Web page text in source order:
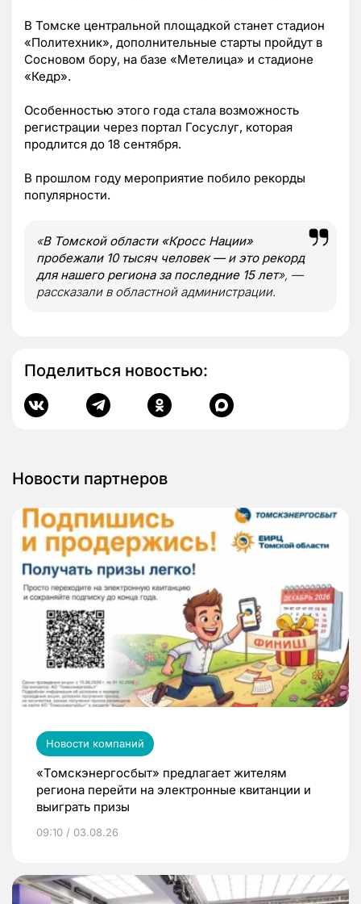
В Томске центральной площадкой станет стадион
«Политехник», дополнительные старты пройдут в
Сосновом бору, на базе «Метелица» и стадионе
«Кедр».
Особенностью этого года стала возможность
регистрации через портал Госуслуг, которая
продлится до 18 сентября.
В прошлом году мероприятие побило рекорды
популярности.
«В Томской области «Кросс Нации»
пробежали 10 тысяч человек — и это рекорд
для нашего региона за последние 15 лет», —
рассказали в областной администрации.
Поделиться новостью:
Новости партнеров
Новости компаний
«Томскэнергосбыт» предлагает жителям
региона перейти на электронные квитанции и
выиграть призы
09:10 / 03.08.26